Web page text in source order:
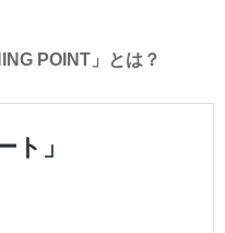
POINT」とは？